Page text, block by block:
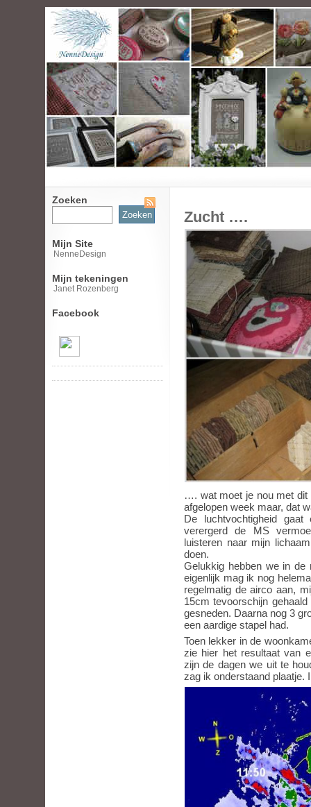
Zoeken
Zoeken
naar:
Mijn Site
NenneDesign
Mijn tekeningen
Janet Rozenberg
Facebook
Zucht ….
…. wat moet je nou met
afgelopen week maar, dat
De luchtvochtigheid
verergerd de MS
luisteren naar mijn
doen.
Gelukkig hebben we in
eigenlijk mag ik nog
regelmatig de airco aan,
15cm tevoorschijn
gesneden. Daarna nog 3
een aardige stapel had.
Toen lekker in de
zie hier het resultaat van
zijn de dagen we uit te
zag ik onderstaand plaatje.